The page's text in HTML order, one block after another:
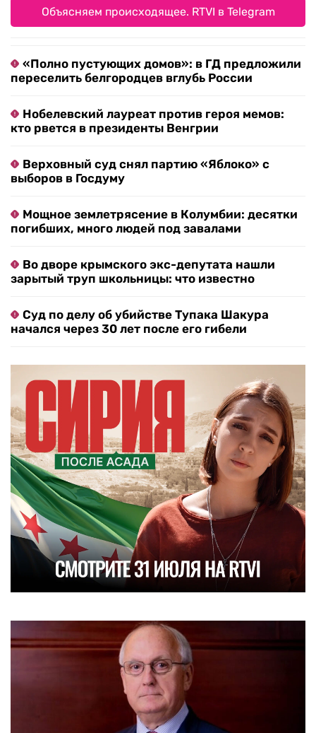
Объясняем происходящее. RTVI в Telegram
«Полно пустующих домов»: в ГД предложили
переселить белгородцев вглубь России
Нобелевский лауреат против героя мемов:
кто рвется в президенты Венгрии
Верховный суд снял партию «Яблоко» с
выборов в Госдуму
Мощное землетрясение в Колумбии: десятки
погибших, много людей под завалами
Во дворе крымского экс-депутата нашли
зарытый труп школьницы: что известно
Суд по делу об убийстве Тупака Шакура
начался через 30 лет после его гибели